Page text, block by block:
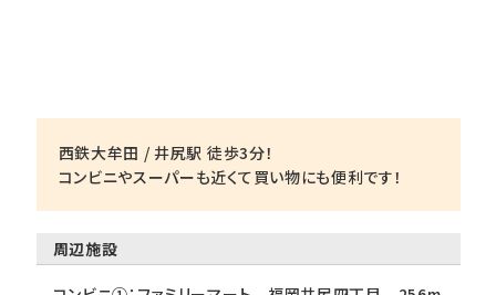
西鉄大牟田 / 井尻駅 徒歩3分！
コンビニやスーパーも近くて買い物にも便利です！
周辺施設